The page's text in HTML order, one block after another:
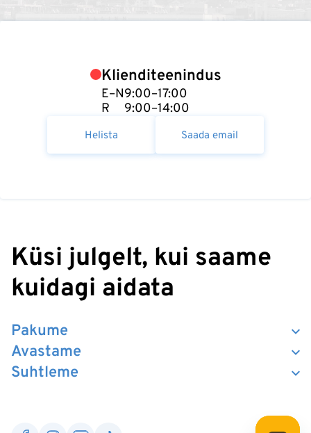
Klienditeenindus
E–N
R
9:00–17:00
9:00–14:00
Helista Saada email
Küsi julgelt, kui saame
kuidagi aidata
Suhtleme
Pakume
Avastame